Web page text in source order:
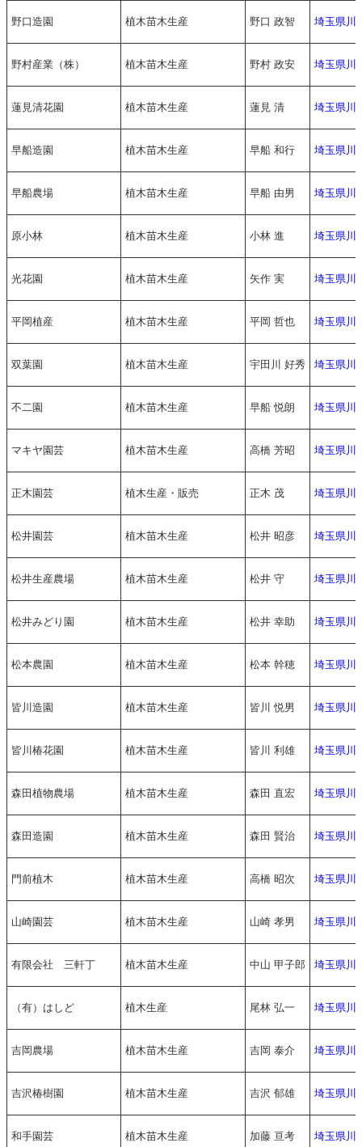
野口造園 植木苗木生産 野口 政智 埼玉県川
野村産業（株） 植木苗木生産 野村 政安 埼玉県川
蓮見清花園 植木苗木生産 蓮見 清 埼玉県川
早船造園 植木苗木生産 早船 和行 埼玉県川
早船農場 植木苗木生産 早船 由男 埼玉県川
原小林 植木苗木生産 小林 進 埼玉県川
光花園 植木苗木生産 矢作 実 埼玉県川
平岡植産 植木苗木生産 平岡 哲也 埼玉県川
双葉園 植木苗木生産 宇田川 好秀 埼玉県川
不二園 植木苗木生産 早船 悦朗 埼玉県川
マキヤ園芸 植木苗木生産 高橋 芳昭 埼玉県川
正木園芸 植木生産・販売 正木 茂 埼玉県川
松井園芸 植木苗木生産 松井 昭彦 埼玉県川
松井生産農場 植木苗木生産 松井 守 埼玉県川
松井みどり園 植木苗木生産 松井 幸助 埼玉県川
松本農園 植木苗木生産 松本 幹穂 埼玉県川
皆川造園 植木苗木生産 皆川 悦男 埼玉県川
皆川椿花園 植木苗木生産 皆川 利雄 埼玉県川
森田植物農場 植木苗木生産 森田 直宏 埼玉県川
森田造園 植木苗木生産 森田 賢治 埼玉県川
門前植木 植木苗木生産 高橋 昭次 埼玉県川
山崎園芸 植木苗木生産 山崎 孝男 埼玉県川
有限会社 三軒丁 植木苗木生産 中山 甲子郎 埼玉県川
（有）はしど 植木生産 尾林 弘一 埼玉県川
吉岡農場 植木苗木生産 吉岡 泰介 埼玉県川
吉沢椿樹園 植木苗木生産 吉沢 郁雄 埼玉県川
和手園芸 植木苗木生産 加藤 亘考 埼玉県川